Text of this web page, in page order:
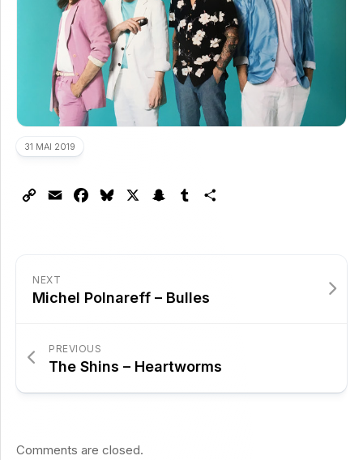
31 MAI 2019
Copy Email FacebookBluesky Snapchat
Tumblr
NEXT
Michel Polnareff – Bulles
PREVIOUS
The Shins – Heartworms
Comments are closed.